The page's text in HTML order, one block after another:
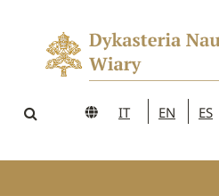
IT EN ES